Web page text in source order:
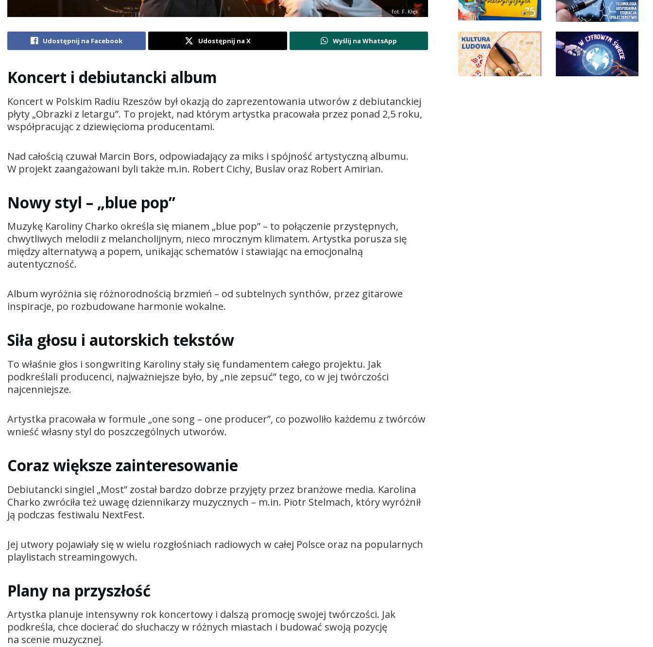
fot. F. Kłęk
Udostępnij na Facebook Udostępnij na X Wyślij na WhatsApp
Koncert i debiutancki album
Koncert w Polskim Radiu Rzeszów był okazją do zaprezentowania utworów z debiutanckiej
płyty „Obrazki z letargu”. To projekt, nad którym artystka pracowała przez ponad 2,5 roku,
współpracując z dziewięcioma producentami.
Nad całością czuwał Marcin Bors, odpowiadający za miks i spójność artystyczną albumu.
W projekt zaangażowani byli także m.in. Robert Cichy, Buslav oraz Robert Amirian.
Nowy styl – „blue pop”
Muzykę Karoliny Charko określa się mianem „blue pop” – to połączenie przystępnych,
chwytliwych melodii z melancholijnym, nieco mrocznym klimatem. Artystka porusza się
między alternatywą a popem, unikając schematów i stawiając na emocjonalną
autentyczność.
Album wyróżnia się różnorodnością brzmień – od subtelnych synthów, przez gitarowe
inspiracje, po rozbudowane harmonie wokalne.
Siła głosu i autorskich tekstów
To właśnie głos i songwriting Karoliny stały się fundamentem całego projektu. Jak
podkreślali producenci, najważniejsze było, by „nie zepsuć” tego, co w jej twórczości
najcenniejsze.
Artystka pracowała w formule „one song – one producer”, co pozwoliło każdemu z twórców
wnieść własny styl do poszczególnych utworów.
Coraz większe zainteresowanie
Debiutancki singiel „Most” został bardzo dobrze przyjęty przez branżowe media. Karolina
Charko zwróciła też uwagę dziennikarzy muzycznych – m.in. Piotr Stelmach, który wyróżnił
ją podczas festiwalu NextFest.
Jej utwory pojawiały się w wielu rozgłośniach radiowych w całej Polsce oraz na popularnych
playlistach streamingowych.
Plany na przyszłość
Artystka planuje intensywny rok koncertowy i dalszą promocję swojej twórczości. Jak
podkreśla, chce docierać do słuchaczy w różnych miastach i budować swoją pozycję
na scenie muzycznej.